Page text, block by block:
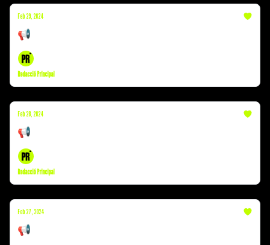
Feb 29, 2024
📢 Puigdemont | Infidelitats | Ada Colau
Redacció Principal
Feb 28, 2024
📢 Koldo | Successos | Froilán
Redacció Principal
Feb 27, 2024
📢 Ábalos | Successos | Lildami